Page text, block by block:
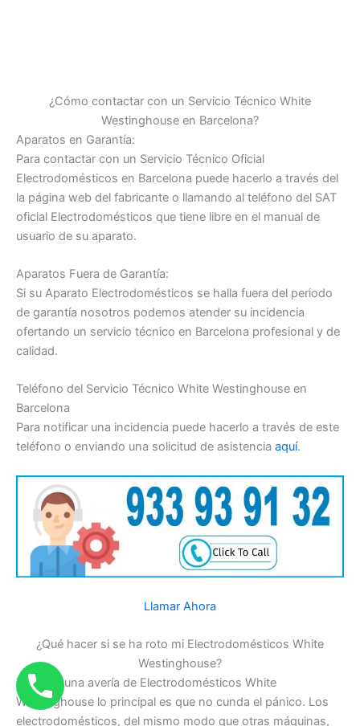
¿Cómo contactar con un Servicio Técnico White
Westinghouse en Barcelona?
Aparatos en Garantía:
Para contactar con un Servicio Técnico Oficial
Electrodomésticos en Barcelona puede hacerlo a través del
la página web del fabricante o llamando al teléfono del SAT
oficial Electrodomésticos que tiene libre en el manual de
usuario de su aparato.
Aparatos Fuera de Garantía:
Si su Aparato Electrodomésticos se halla fuera del periodo
de garantía nosotros podemos atender su incidencia
ofertando un servicio técnico en Barcelona profesional y de
calidad.
Teléfono del Servicio Técnico White Westinghouse en
Barcelona
Para notificar una incidencia puede hacerlo a través de este
teléfono o enviando una solicitud de asistencia aquí.
Llamar Ahora
¿Qué hacer si se ha roto mi Electrodomésticos White
Westinghouse?
Frente a una avería de Electrodomésticos White
Westinghouse lo principal es que no cunda el pánico. Los
electrodomésticos, del mismo modo que otras máquinas,